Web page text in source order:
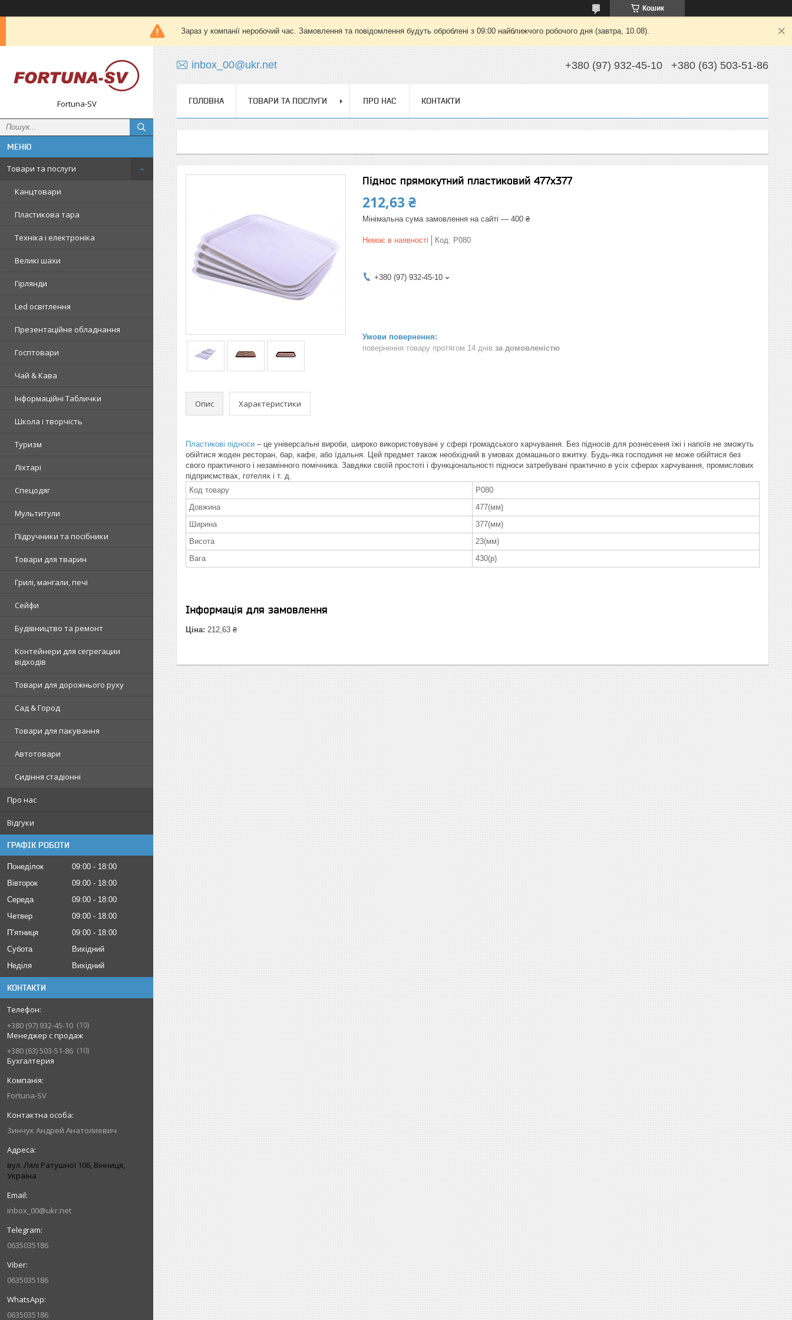
Кошик
Зараз у компанії неробочий час. Замовлення та повідомлення будуть оброблені з 09:00 найближчого робочого дня (завтра, 10.08).
Fortuna-SV
Товари та послуги
Канцтовари
Пластикова тара
Техніка і електроніка
Великі шахи
Гірлянди
Led освітлення
Презентаційне обладнання
Госптовари
Чай & Кава
Інформаційні Таблички
Школа і творчість
Туризм
Ліхтарі
Спецодяг
Мультитули
Підручники та посібники
Товари для тварин
Грилі, мангали, печі
Сейфи
Будівництво та ремонт
Контейнери для сегрегации
відходів
Товари для дорожнього руху
Сад & Город
Товари для пакування
Автотовари
Сидіння стадіонні
Про нас
Відгуки
ГРАФІК РОБОТИ
Понеділок 09:00
18:00
Вівторок
09:00
18:00
Середа
09:00
18:00
Четвер
09:00
18:00
Пʼятниця
09:00
18:00
Субота
Вихідний
Неділя
Вихідний
КОНТАКТИ
+380 (97) 932-45-10
10
Менеджер с продаж
+380 (63) 503-51-86
10
Бухгалтерия
Fortuna-SV
Зинчук Андрей Анатолиевич
вул. Лялі Ратушної 106, Вінниця,
Україна
inbox_00@ukr.net
0635035186
0635035186
0635035186
inbox_00@ukr.net +380 (97) 932-45-10 +380 (63) 503-51-86
ГОЛОВНА ТОВАРИ ТА ПОСЛУГИ ПРО НАС КОНТАКТИ
Піднос прямокутний пластиковий 477x377
212,63 ₴
Мінімальна сума замовлення на сайті — 400 ₴
Немає в наявності Код: P080
+380 (97) 932-45-10
повернення товару протягом 14 днів за домовленістю
Опис Характеристики
Пластикові підноси – це універсальні вироби, широко використовувані у сфері громадського харчування. Без підносів для рознесення їжі і напоїв не зможуть
обійтися жоден ресторан, бар, кафе, або їдальня. Цей предмет також необхідний в умовах домашнього вжитку. Будь-яка господиня не може обійтися без
свого практичного і незамінного помічника. Завдяки своїй простоті і функціональності підноси затребувані практично в усіх сферах харчування, промислових
підприємствах, готелях і т. д.
Код товару
P080
Довжина
477(мм)
Ширина
377(мм)
Висота
23(мм)
Вага
430(р)
Інформація для замовлення
Ціна: 212,63 ₴